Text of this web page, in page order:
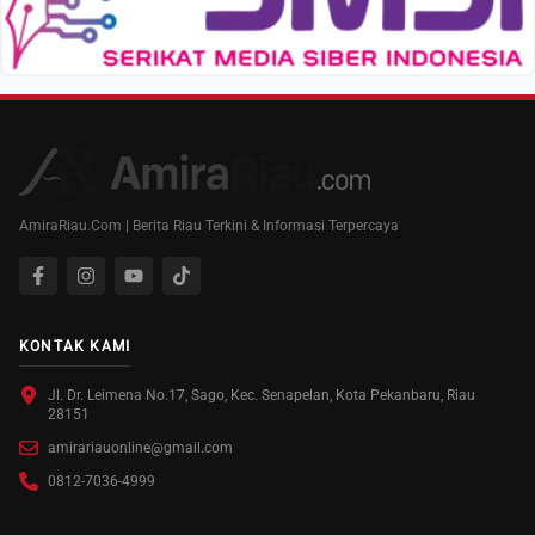
AmiraRiau.Com | Berita Riau Terkini & Informasi Terpercaya
KONTAK KAMI
Jl. Dr. Leimena No.17, Sago, Kec. Senapelan, Kota Pekanbaru, Riau
28151
amirariauonline@gmail.com
0812-7036-4999